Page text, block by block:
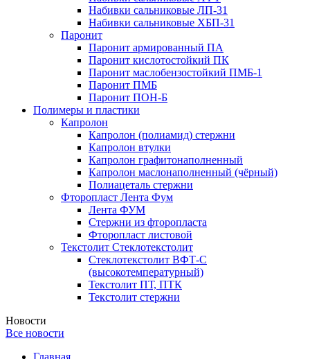
Набивки сальниковые ЛП-31
Набивки сальниковые ХБП-31
Паронит
Паронит армированный ПА
Паронит кислотостойкий ПК
Паронит маслобензостойкий ПМБ-1
Паронит ПМБ
Паронит ПОН-Б
Полимеры и пластики
Капролон
Капролон (полиамид) стержни
Капролон втулки
Капролон графитонаполненный
Капролон маслонаполненный (чёрный)
Полиацеталь стержни
Фторопласт Лента Фум
Лента ФУМ
Стержни из фторопласта
Фторопласт листовой
Текстолит Стеклотекстолит
Стеклотекстолит ВФТ-С
(высокотемпературный)
Текстолит ПТ, ПТК
Текстолит стержни
Новости
Все новости
Главная